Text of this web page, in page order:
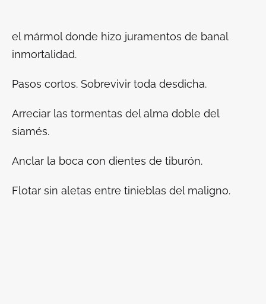
el mármol donde hizo juramentos de banal
inmortalidad.
Pasos cortos. Sobrevivir toda desdicha.
Arreciar las tormentas del alma doble del
siamés.
Anclar la boca con dientes de tiburón.
Flotar sin aletas entre tinieblas del maligno.